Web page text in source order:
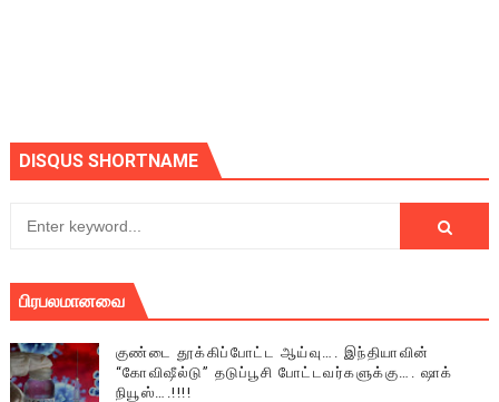
DISQUS SHORTNAME
பிரபலமானவை
குண்டை தூக்கிப்போட்ட ஆய்வு…. இந்தியாவின்
“கோவிஷீல்டு” தடுப்பூசி போட்டவர்களுக்கு…. ஷாக்
நியூஸ்….!!!!